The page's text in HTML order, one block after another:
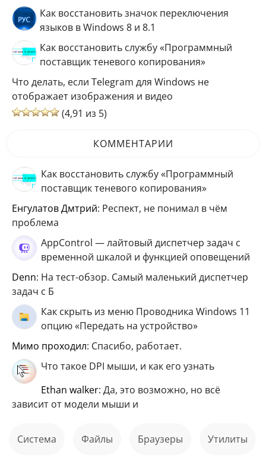
Как восстановить значок переключения
языков в Windows 8 и 8.1
Как восстановить службу «Программный
поставщик теневого копирования»
Что делать, если Telegram для Windows не
отображает изображения и видео
(4,91 из 5)
КОММЕНТАРИИ
Как восстановить службу «Программный
поставщик теневого копирования»
Енгулатов Дмтрий: Респект, не понимал в чём
проблема
AppControl — лайтовый диспетчер задач с
временной шкалой и функцией оповещений
Denn: На тест-обзор. Самый маленький диспетчер
задач с Б
Как скрыть из меню Проводника Windows 11
опцию «Передать на устройство»
мимо проходил: Спасибо, работает.
Что такое DPI мыши, и как его узнать
ethan walker: Да, это возможно, но всё
зависит от модели мыши и
Система файлы Браузеры Утилиты